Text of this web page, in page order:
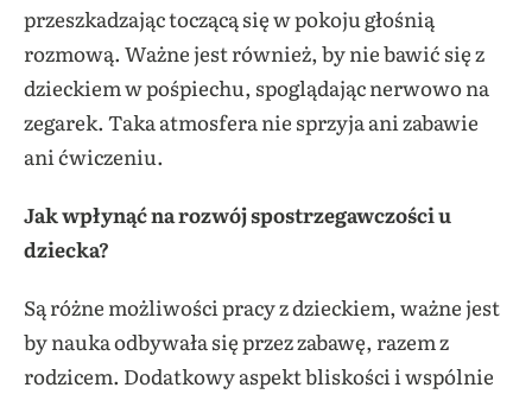
przeszkadzając toczącą się w pokoju głośnią
rozmową. Ważne jest również, by nie bawić się z
dzieckiem w pośpiechu, spoglądając nerwowo na
zegarek. Taka atmosfera nie sprzyja ani zabawie
ani ćwiczeniu.
Jak wpłynąć na rozwój spostrzegawczości u
dziecka?
Są różne możliwości pracy z dzieckiem, ważne jest
by nauka odbywała się przez zabawę, razem z
rodzicem. Dodatkowy aspekt bliskości i wspólnie